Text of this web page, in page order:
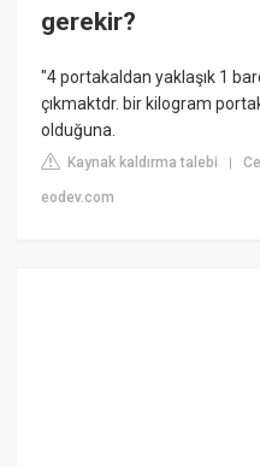
gerekir?
"4 portakaldan yaklaşık 1
çıkmaktdr. bir kilogram
olduğuna.
Kaynak kaldırma talebi |
eodev.com